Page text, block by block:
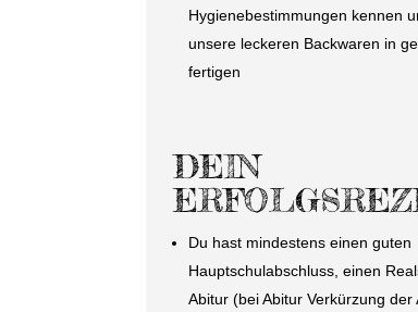
Hygienebestimmungen kennen
unsere leckeren Backwaren in
fertigen
DEIN
Du hast mindestens einen guten
Hauptschulabschluss, einen
Abitur (bei Abitur Verkürzung der